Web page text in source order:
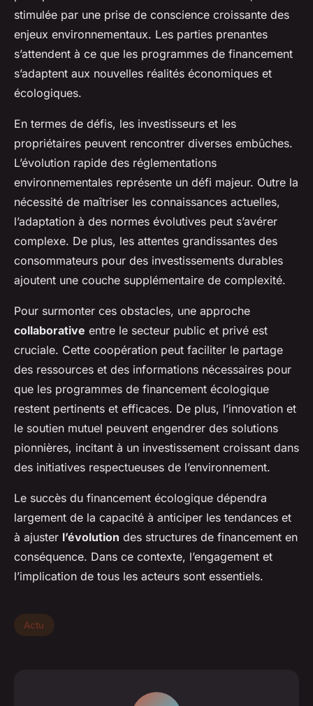
stimulée par une prise de conscience croissante des
enjeux environnementaux. Les parties prenantes
s’attendent à ce que les programmes de financement
s’adaptent aux nouvelles réalités économiques et
écologiques.
En termes de défis, les investisseurs et les
propriétaires peuvent rencontrer diverses embûches.
L’évolution rapide des réglementations
environnementales représente un défi majeur. Outre la
nécessité de maîtriser les connaissances actuelles,
l’adaptation à des normes évolutives peut s’avérer
complexe. De plus, les attentes grandissantes des
consommateurs pour des investissements durables
ajoutent une couche supplémentaire de complexité.
Pour surmonter ces obstacles, une approche
collaborative entre le secteur public et privé est
cruciale. Cette coopération peut faciliter le partage
des ressources et des informations nécessaires pour
que les programmes de financement écologique
restent pertinents et efficaces. De plus, l’innovation et
le soutien mutuel peuvent engendrer des solutions
pionnières, incitant à un investissement croissant dans
des initiatives respectueuses de l’environnement.
Le succès du financement écologique dépendra
largement de la capacité à anticiper les tendances et
à ajuster l’évolution des structures de financement en
conséquence. Dans ce contexte, l’engagement et
l’implication de tous les acteurs sont essentiels.
Actu